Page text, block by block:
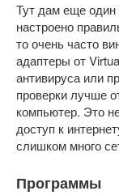
Тут дам еще
настроено
то очень часто
адаптеры от
антивируса или
проверки лучше
компьютер. Это
доступ к
слишком много
Программы